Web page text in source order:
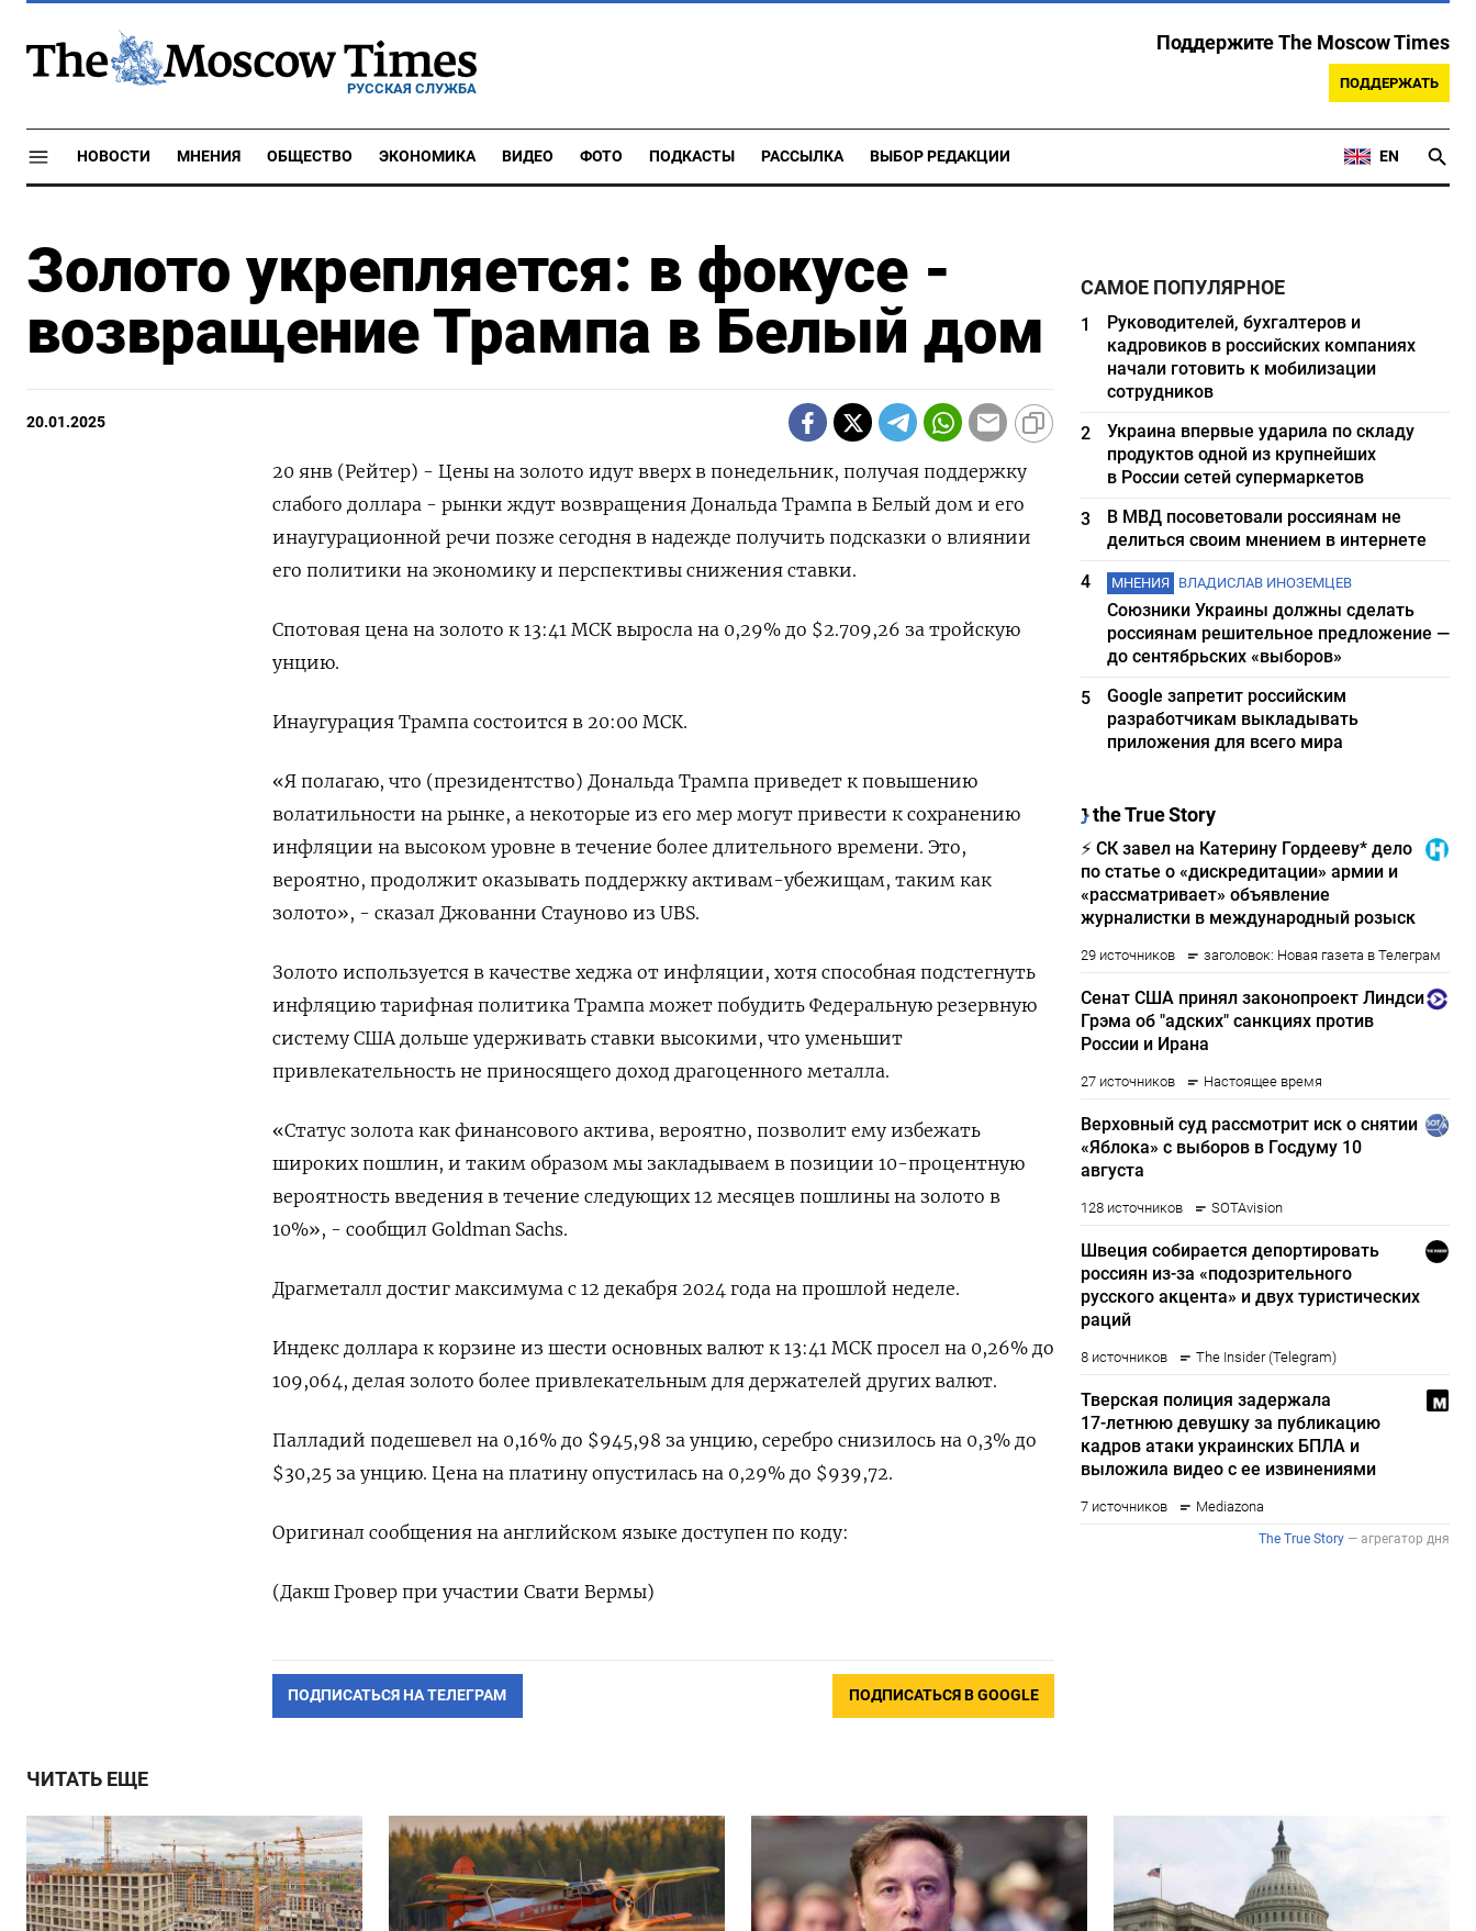
РУССКАЯ СЛУЖБА
Поддержите The Moscow Times
ПОДДЕРЖАТЬ
НОВОСТИ МНЕНИЯ ОБЩЕСТВО ЭКОНОМИКА ВИДЕО ФОТО ПОДКАСТЫ РАССЫЛКА ВЫБОР РЕДАКЦИИ EN
Золото укрепляется: в фокусе -
возвращение Трампа в Белый дом
20.01.2025
20 янв (Рейтер) - Цены на золото идут вверх в понедельник, получая поддержку
слабого доллара - рынки ждут возвращения Дональда Трампа в Белый дом и его
инаугурационной речи позже сегодня в надежде получить подсказки о влиянии
его политики на экономику и перспективы снижения ставки.
Спотовая цена на золото к 13:41 МСК выросла на 0,29% до $2.709,26​ за тройскую
унцию.
Инаугурация Трампа состоится в 20:00 МСК.
«Я полагаю, что (президентство) Дональда Трампа приведет к повышению
волатильности на рынке, а некоторые из его мер могут привести к сохранению
инфляции на высоком уровне в течение более длительного времени. Это,
вероятно, продолжит оказывать поддержку активам-убежищам, таким как
золото», - сказал Джованни Стауново из UBS.
Золото используется в качестве хеджа от инфляции, хотя способная подстегнуть
инфляцию тарифная политика Трампа может побудить Федеральную резервную
систему США дольше удерживать ставки высокими, что уменьшит
привлекательность не приносящего доход драгоценного металла.
«Статус золота как финансового актива, вероятно, позволит ему избежать
широких пошлин, и таким образом мы закладываем в позиции 10-процентную
вероятность введения в течение следующих 12 месяцев пошлины на золото в
10%», - сообщил Goldman Sachs.
Драгметалл достиг максимума с 12 декабря 2024 года на прошлой неделе.
Индекс доллара к корзине из шести основных валют к 13:41 МСК просел на 0,26% до
109,064​, делая золото более привлекательным для держателей других валют.
Палладий подешевел на 0,16% до $945,98​​ за унцию, серебро снизилось на 0,3% до
$30,25​ за унцию. Цена на платину опустилась на 0,29% до $939,72.
Оригинал сообщения на английском языке доступен по коду:
(Дакш Гровер при участии Свати Вермы)
ПОДПИСАТЬСЯ НА ТЕЛЕГРАМ ПОДПИСАТЬСЯ В GOOGLE
САМОЕ ПОПУЛЯРНОЕ
1
Руководителей, бухгалтеров и
кадровиков в российских компаниях
начали готовить к мобилизации
сотрудников
2
Украина впервые ударила по складу
продуктов одной из крупнейших
в России сетей супермаркетов
3
В МВД посоветовали россиянам не
делиться своим мнением в интернете
4
МНЕНИЯ ВЛАДИСЛАВ ИНОЗЕМЦЕВ
Союзники Украины должны сделать
россиянам решительное предложение —
до сентябрьских «выборов»
5
Google запретит российским
разработчикам выкладывать
приложения для всего мира
ЧИТАТЬ ЕЩЕ